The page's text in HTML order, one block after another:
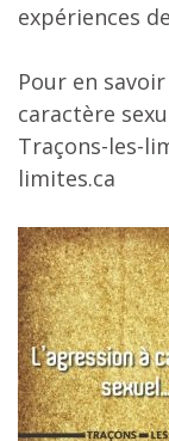
expériences
Pour en
caractère
Traçons-les-
limites.ca